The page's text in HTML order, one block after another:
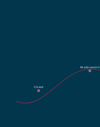
Climat
Biodiversité